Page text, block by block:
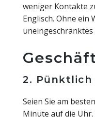
weniger Kontakte
Englisch. Ohne ein
uneingeschränktes
2. Pünktlich
Seien Sie am
Minute auf die Uhr.